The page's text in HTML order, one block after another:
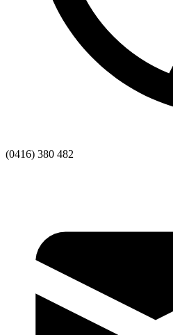
(0416) 380 482